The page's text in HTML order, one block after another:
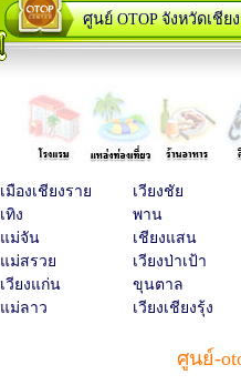
ศูนย์ OTOP จังหวัดเชีย
เมืองเชียงราย
เวียงชัย
เทิง
พาน
แม่จัน
เชียงแสน
แม่สรวย
เวียงป่าเป้า
เวียงแก่น
ขุนตาล
แม่ลาว
เวียงเชียงรุ้ง
ศูนย์-